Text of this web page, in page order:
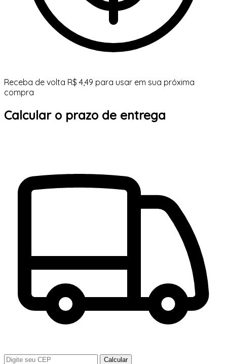
Receba de volta R$ 4,49 para usar em sua próxima
compra
Calcular o prazo de entrega
Calcular